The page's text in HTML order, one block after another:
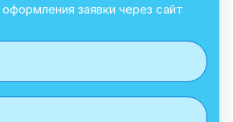
заявки через сайт